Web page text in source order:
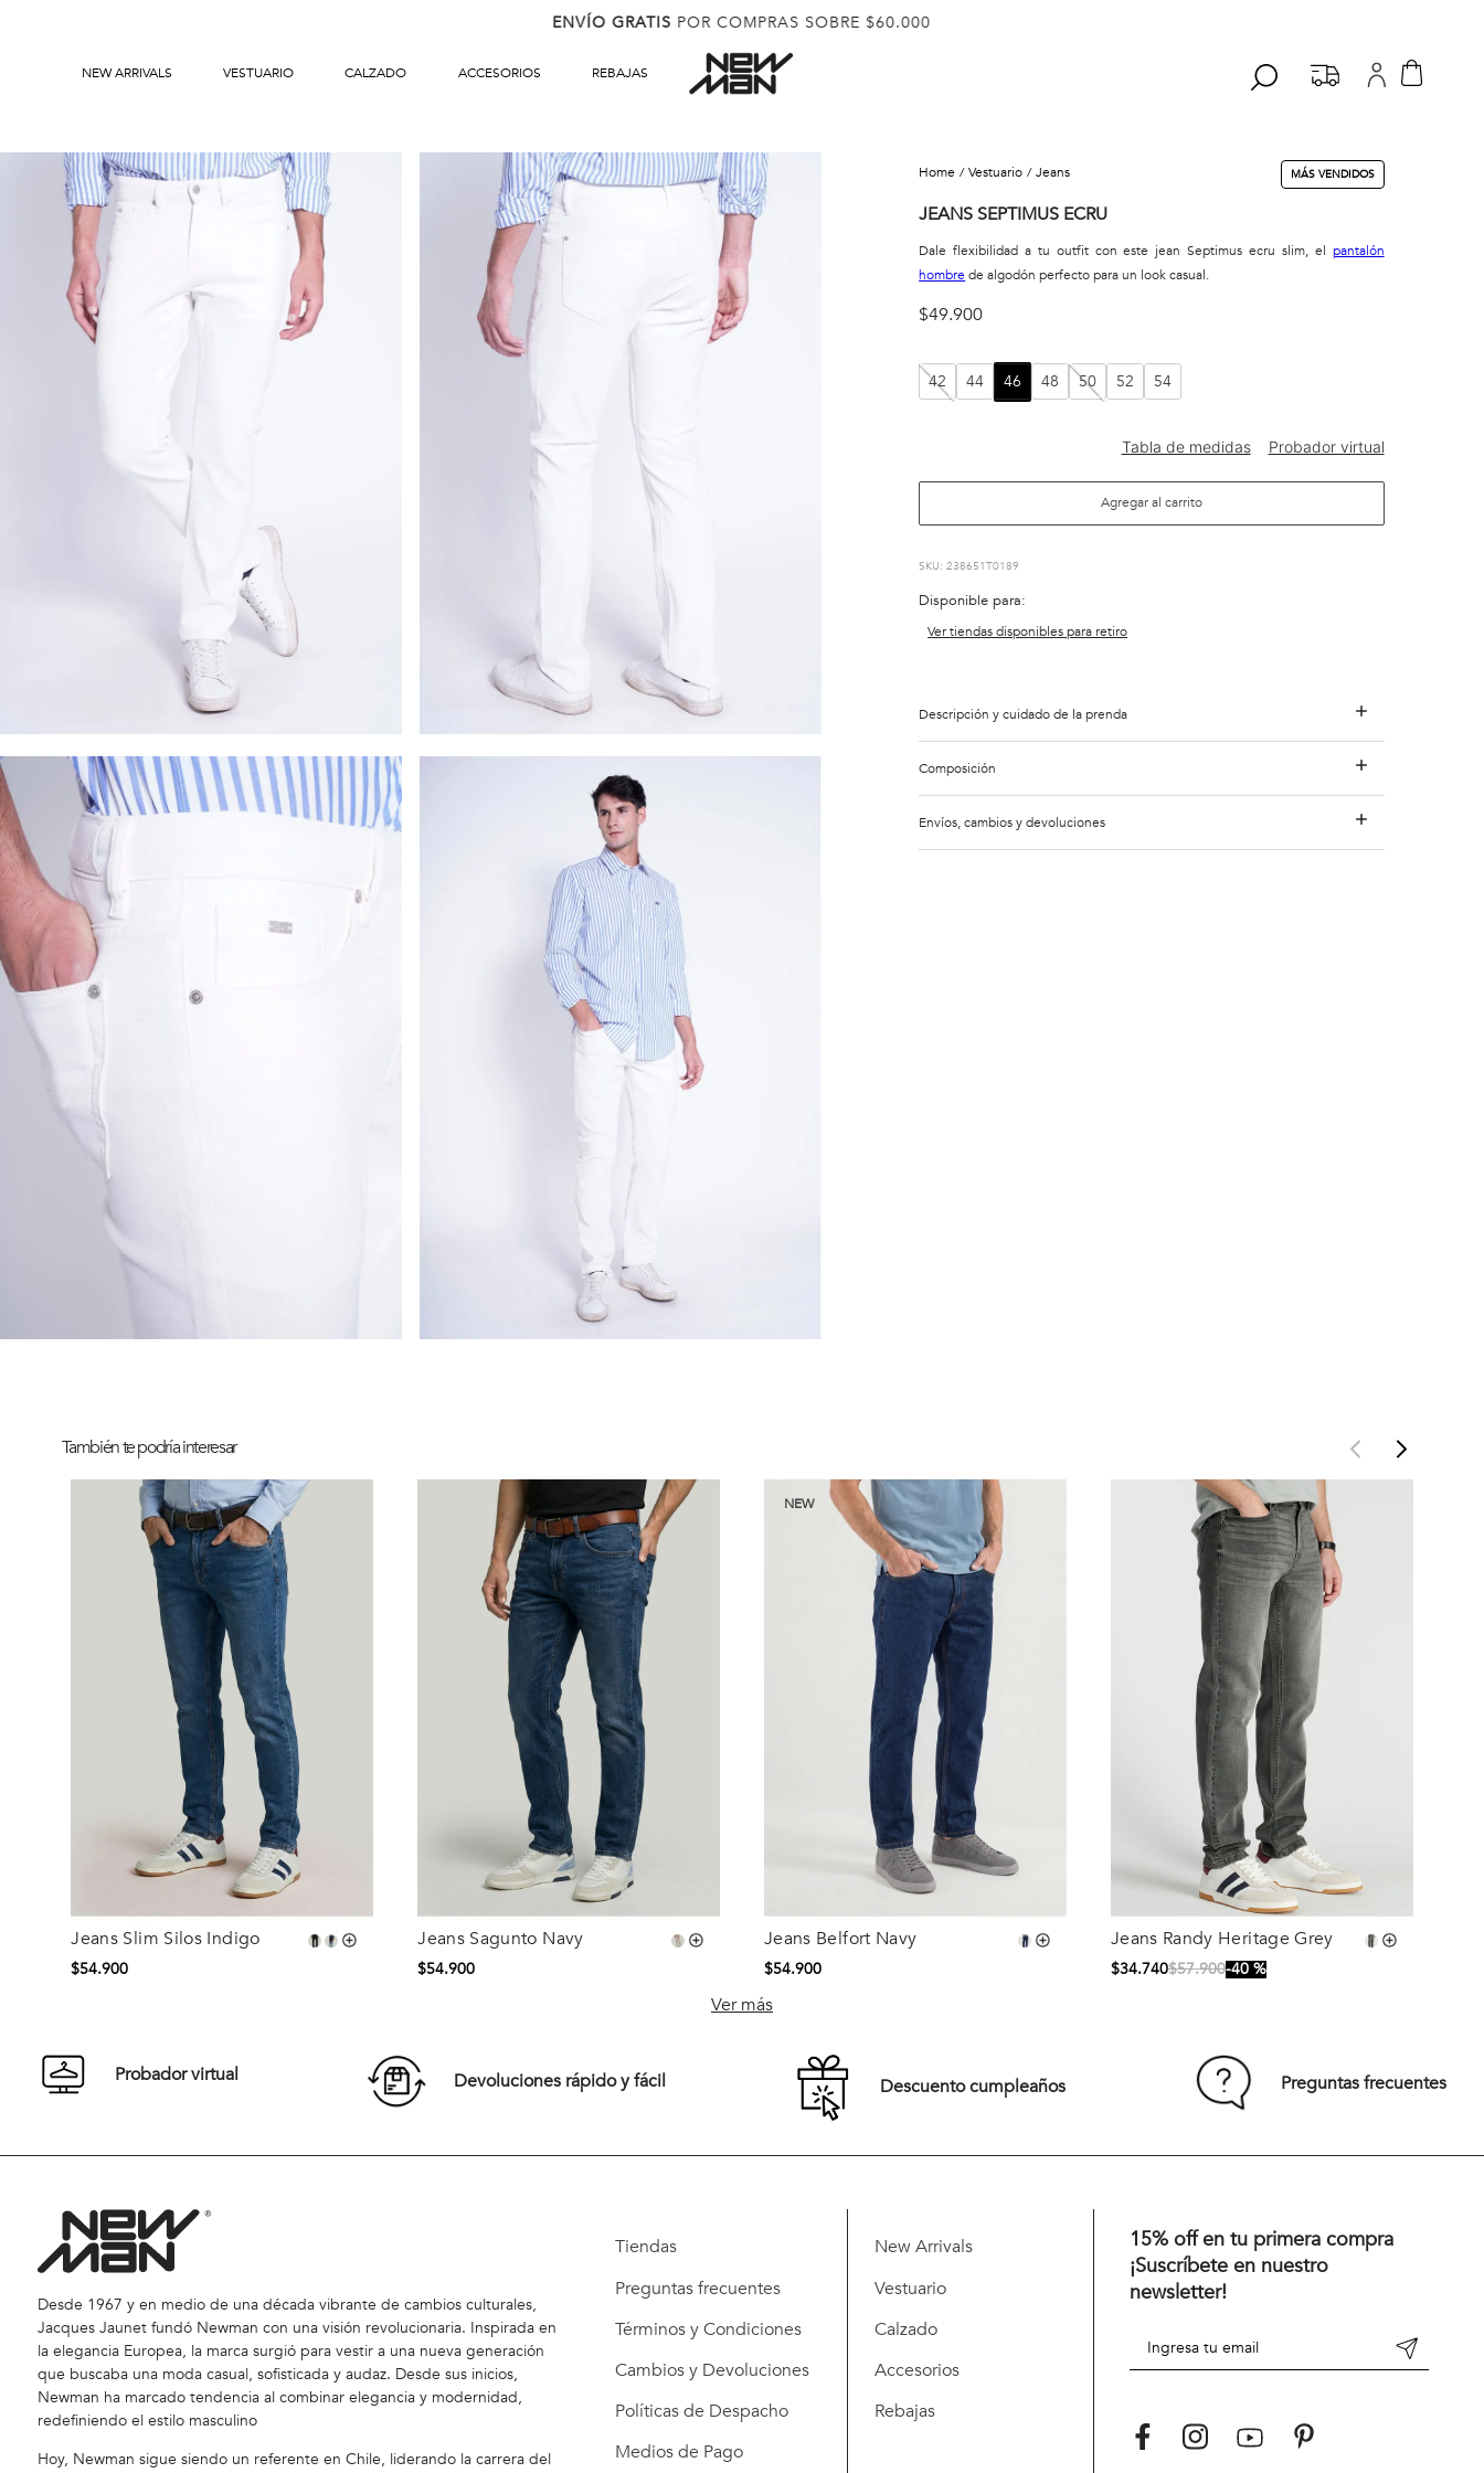
ENVÍO GRATIS POR COMPRAS SOBRE $60.000
NEW ARRIVALS VESTUARIO CALZADO ACCESORIOS REBAJAS
vestuario jeans MÁS VENDIDOS
JEANS SEPTIMUS ECRU
Dale flexibilidad a tu outfit con este jean Septimus ecru slim, el pantalón
hombre de algodón perfecto para un look casual.
$49.900
42 44 46 48 50 52 54
Agregar al carrito
:238651T0189
Disponible para:
Ver tiendas disponibles para retiro
Descripción y cuidado de la prenda
Composición
Envíos, cambios y devoluciones
También te podría interesar
Jeans Slim Silos Indigo
$54.900
Talla Jeans Sagunto Navy
$54.900
Talla
NEW
Jeans Belfort Navy
$54.900
Talla Jeans Randy Heritage Grey
$34.740$57.900 40 %
Talla
Comprar
Ver más
Probador virtual Devoluciones rápido y fácil Descuento cumpleaños Preguntas frecuentes
Desde 1967 y en medio de una década vibrante de cambios culturales,
Jacques Jaunet fundó Newman con una visión revolucionaria. Inspirada en
la elegancia Europea, la marca surgió para vestir a una nueva generación
que buscaba una moda casual, sofisticada y audaz. Desde sus inicios,
Newman ha marcado tendencia al combinar elegancia y modernidad,
redefiniendo el estilo masculino
Hoy, Newman sigue siendo un referente en Chile, liderando la carrera del
Tiendas
Preguntas frecuentes
Términos y Condiciones
Cambios y Devoluciones
Políticas de Despacho
Medios de Pago
New Arrivals
Vestuario
Calzado
Accesorios
Rebajas
15% off en tu primera compra
¡Suscríbete en nuestro
newsletter!